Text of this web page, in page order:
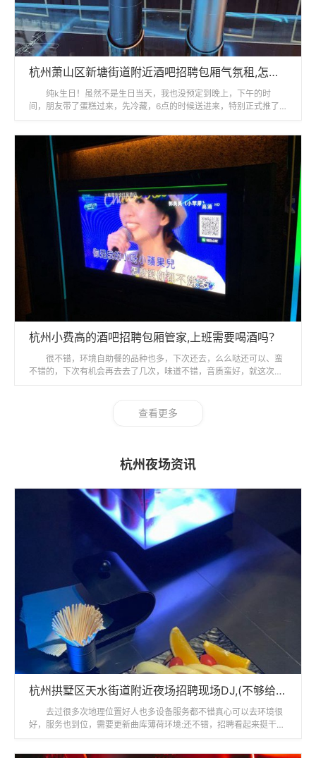
杭州萧山区新塘街道附近酒吧招聘包厢气氛租,怎么面试
纯k生日！虽然不是生日当天，我也没预定到晚上，下午的时
间，朋友带了蛋糕过来，先冷藏，6点的时候送进来，特别正式推了
杭州小费高的酒吧招聘包厢管家,上班需要喝酒吗？
很不错，环境自助餐的品种也多，下次还去，么么哒还可以、蛮
不错的，下次有机会再去去了几次，味道不错，音质蛮好，就这次的
查看更多
杭州夜场资讯
杭州拱墅区天水街道附近夜场招聘现场DJ,(不够给补贴)
去过很多次地理位置好人也多设备服务都不错真心可以去环境很
好，服务也到位，需要更新曲库薄荷环境:还不错，招聘看起来挺干净